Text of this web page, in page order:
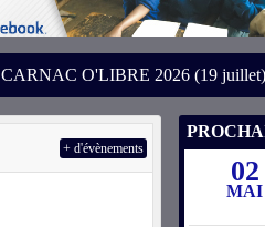
CARNAC O'LIBRE 2026 (19 juillet)
+ d'évènements
02
MAI